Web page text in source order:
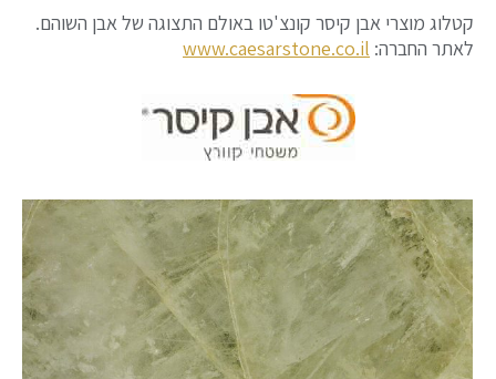
קטלוג מוצרי אבן קיסר קונצ'טו באולם התצוגה של אבן השוהם.
לאתר החברה: www.caesarstone.co.il